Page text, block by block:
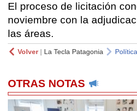
El proceso de licitación
noviembre con la
las áreas.
Volver| La Tecla Patagonia
OTRAS NOTAS